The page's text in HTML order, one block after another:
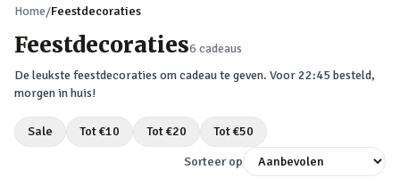
Home/Feestdecoraties
Feestdecoraties6 cadeaus
De leukste feestdecoraties om cadeau te geven. Voor 22:45 besteld,
morgen in huis!
Sale Tot €10 Tot €20 Tot €50
Sorteer op